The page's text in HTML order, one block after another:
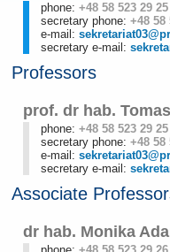
phone: +48 58 523 29 25
secretary phone: +48 58
e-mail:
secretary e-mail:
Professors
prof. dr hab.
phone: +48 58 523 29 25
secretary phone: +48 58
e-mail:
secretary e-mail:
Associate
dr hab. Monika